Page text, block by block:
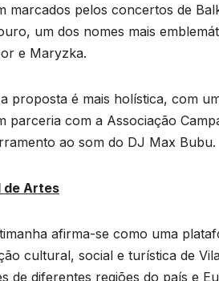
marcados pelos concertos de
um dos nomes mais
e Maryzka.
proposta é mais holística, com
parceria com a Associação
ao som do DJ Max Bubu.
de Artes
afirma-se como uma
cultural, social e turística de
de diferentes regiões do país e